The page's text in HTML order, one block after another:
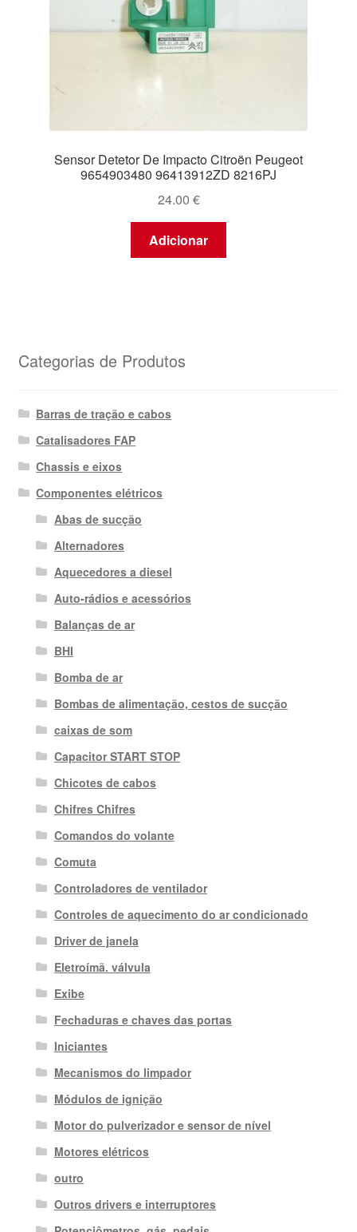
Sensor Detetor De Impacto Citroën Peugeot
9654903480 96413912ZD 8216PJ
24.00 €
Adicionar
Categorias de Produtos
Barras de tração e cabos
Catalisadores FAP
Chassis e eixos
Componentes elétricos
Abas de sucção
Alternadores
Aquecedores a diesel
Auto-rádios e acessórios
Balanças de ar
BHI
Bomba de ar
Bombas de alimentação, cestos de sucção
caixas de som
Capacitor START STOP
Chicotes de cabos
Chifres Chifres
Comandos do volante
Comuta
Controladores de ventilador
Controles de aquecimento do ar condicionado
Driver de janela
Eletroímã. válvula
Exibe
Fechaduras e chaves das portas
Iniciantes
Mecanismos do limpador
Módulos de ignição
Motor do pulverizador e sensor de nível
Motores elétricos
outro
Outros drivers e interruptores